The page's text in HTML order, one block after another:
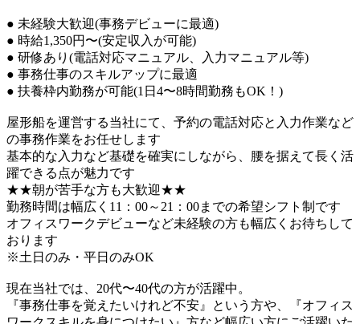
● 未経験大歓迎(事務デビューに最適)
● 時給1,350円〜(安定収入が可能)
● 研修あり(電話対応マニュアル、入力マニュアル等)
● 事務仕事のスキルアップに最適
● 扶養枠内勤務が可能(1日4〜8時間勤務もOK！)
屋形船を運営する当社にて、予約の電話対応と入力作業など
の事務作業をお任せします
基本的な入力など基礎を確実にしながら、腰を据えて長く活
躍できる点が魅力です
★★朝が苦手な方も大歓迎★★
勤務時間は幅広く11：00～21：00までの希望シフト制です
オフィスワークデビューなど未経験の方も幅広くお待ちして
おります
※土日のみ・平日のみOK
現在当社では、20代〜40代の方が活躍中。
『事務仕事を覚えたいけれど不安』という方や、『オフィス